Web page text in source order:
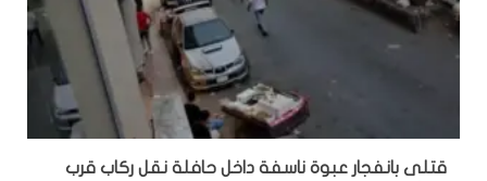
قتلى بانفجار عبوة ناسفة داخل حافلة نقل ركاب قرب